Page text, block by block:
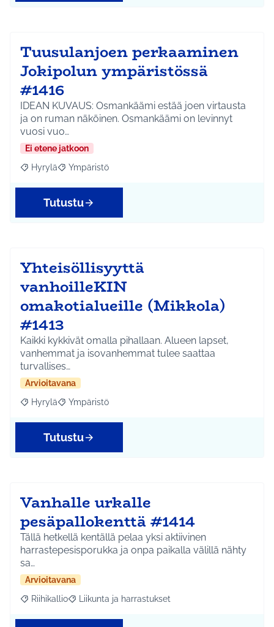
Tuusulanjoen perkaaminen
Jokipolun ympäristössä
#1416
IDEAN KUVAUS: Osmankäämi estää joen virtausta
ja on ruman näköinen. Osmankäämi on levinnyt
vuosi vuo…
Ei etene jatkoon
Rajaa tulokset aihepiirin mukaan: Hyrylä
Hyrylä Rajaa tulokset teeman mukaan: Ympäristö
Ympäristö
Tutustu
Yhteisöllisyyttä
vanhoilleKIN
omakotialueille (Mikkola)
#1413
Kaikki kykkivät omalla pihallaan. Alueen lapset,
vanhemmat ja isovanhemmat tulee saattaa
turvallises…
Arvioitavana
Rajaa tulokset aihepiirin mukaan: Hyrylä
Hyrylä Rajaa tulokset teeman mukaan: Ympäristö
Ympäristö
Tutustu
Vanhalle urkalle
pesäpallokenttä #1414
Tällä hetkellä kentällä pelaa yksi aktiivinen
harrastepesisporukka ja onpa paikalla välillä nähty
sa…
Arvioitavana
Rajaa tulokset aihepiirin mukaan: Riihikallio
Riihikallio Rajaa tulokset teeman mukaan: Liikunta ja
Liikunta ja harrastukset